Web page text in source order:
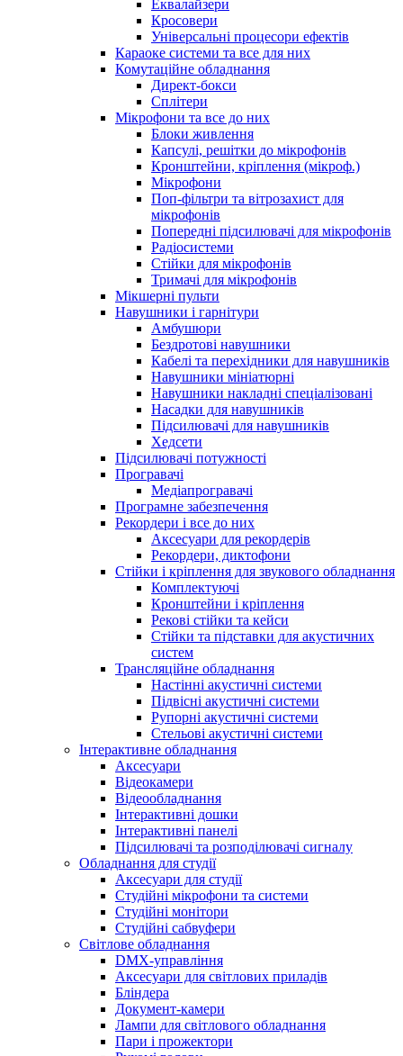
Еквалайзери
Кросовери
Універсальні процесори ефектів
Караоке системи та все для них
Комутаційне обладнання
Директ-бокси
Сплітери
Мікрофони та все до них
Блоки живлення
Капсулі, решітки до мікрофонів
Кронштейни, кріплення (мікроф.)
Мікрофони
Поп-фільтри та вітрозахист для
мікрофонів
Попередні підсилювачі для мікрофонів
Радіосистеми
Стійки для мікрофонів
Тримачі для мікрофонів
Мікшерні пульти
Навушники і гарнітури
Амбушюри
Бездротові навушники
Кабелі та перехідники для навушників
Навушники мініатюрні
Навушники накладні спеціалізовані
Насадки для навушників
Підсилювачі для навушників
Хедсети
Підсилювачі потужності
Програвачі
Медіапрогравачі
Програмне забезпечення
Рекордери і все до них
Аксесуари для рекордерів
Рекордери, диктофони
Стійки і кріплення для звукового обладнання
Комплектуючі
Кронштейни і кріплення
Рекові стійки та кейси
Стійки та підставки для акустичних
систем
Трансляційне обладнання
Настінні акустичні системи
Підвісні акустичні системи
Рупорні акустичні системи
Стельові акустичні системи
Інтерактивне обладнання
Аксесуари
Відеокамери
Відеообладнання
Інтерактивні дошки
Інтерактивні панелі
Підсилювачі та розподілювачі сигналу
Обладнання для студії
Аксесуари для студії
Студійні мікрофони та системи
Студійні монітори
Студійні сабвуфери
Світлове обладнання
DMX-управління
Аксесуари для світлових приладів
Бліндера
Документ-камери
Лампи для світлового обладнання
Пари і прожектори